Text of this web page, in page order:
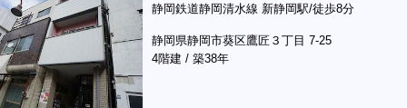
静岡鉄道静岡清水線 新静岡駅/徒歩8分
静岡県静岡市葵区鷹匠３丁目 7-25
4階建 / 築38年